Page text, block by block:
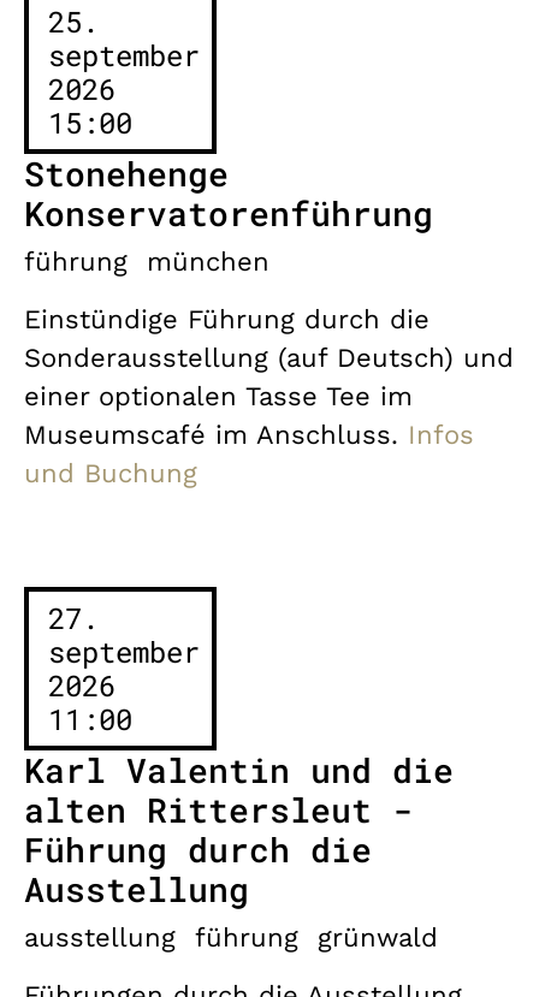
25.
september
2026
15:00
Stonehenge
Konservatorenführung
führung
münchen
Einstündige Führung durch die
Sonderausstellung (auf Deutsch) und
einer optionalen Tasse Tee im
Museumscafé im Anschluss. Infos
und Buchung
27.
september
2026
11:00
Karl Valentin und die
alten Rittersleut -
Führung durch die
Ausstellung
ausstellung führung
grünwald